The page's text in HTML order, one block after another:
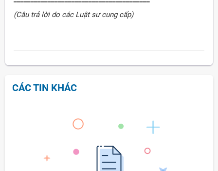
(Câu trả lời do các Luật sư cung cấp)
CÁC TIN KHÁC